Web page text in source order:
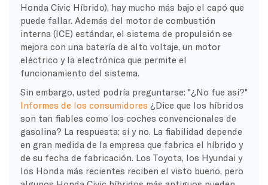
Honda Civic Híbrido), hay mucho más bajo el capó que
puede fallar. Además del motor de combustión
interna (ICE) estándar, el sistema de propulsión se
mejora con una batería de alto voltaje, un motor
eléctrico y la electrónica que permite el
funcionamiento del sistema.
Sin embargo, usted podría preguntarse: "¿No fue así?"
Informes de los consumidores ¿Dice que los híbridos
son tan fiables como los coches convencionales de
gasolina? La respuesta: sí y no. La fiabilidad depende
en gran medida de la empresa que fabrica el híbrido y
de su fecha de fabricación. Los Toyota, los Hyundai y
los Honda más recientes reciben el visto bueno, pero